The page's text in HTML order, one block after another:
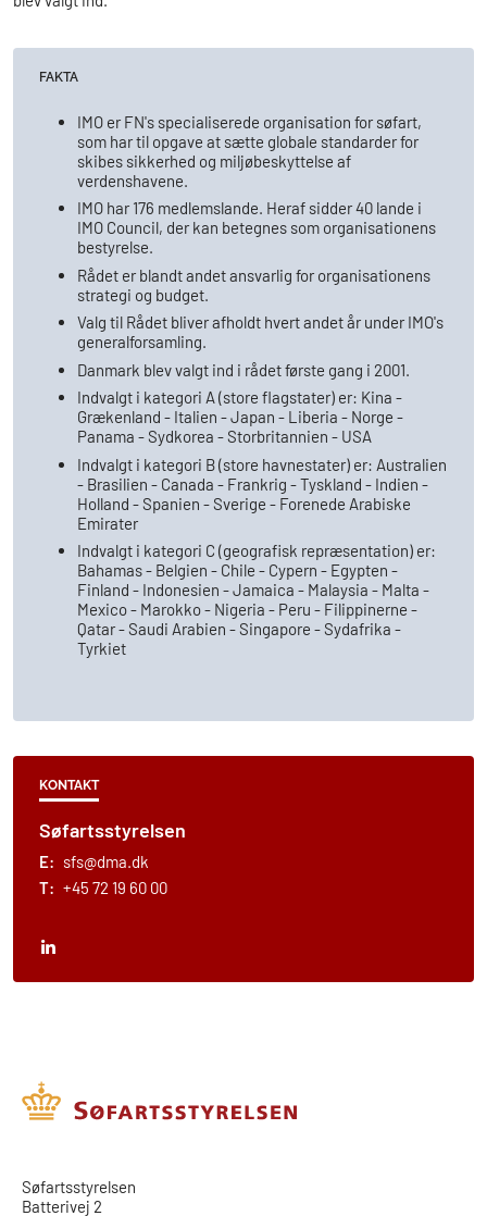
FAKTA
IMO er FN's specialiserede organisation for søfart,
som har til opgave at sætte globale standarder for
skibes sikkerhed og miljøbeskyttelse af
verdenshavene.
IMO har 176 medlemslande. Heraf sidder 40 lande i
IMO Council, der kan betegnes som organisationens
bestyrelse.
Rådet er blandt andet ansvarlig for organisationens
strategi og budget.
Valg til Rådet bliver afholdt hvert andet år under IMO's
generalforsamling.
Danmark blev valgt ind i rådet første gang i 2001.
Indvalgt i kategori A (store flagstater) er: Kina -
Grækenland - Italien - Japan - Liberia - Norge -
Panama - Sydkorea - Storbritannien - USA
Indvalgt i kategori B (store havnestater) er: Australien
- Brasilien - Canada - Frankrig - Tyskland - Indien -
Holland - Spanien - Sverige - Forenede Arabiske
Emirater
Indvalgt i kategori C (geografisk repræsentation) er:
Bahamas - Belgien - Chile - Cypern - Egypten -
Finland - Indonesien - Jamaica - Malaysia - Malta -
Mexico - Marokko - Nigeria - Peru - Filippinerne -
Qatar - Saudi Arabien - Singapore - Sydafrika -
Tyrkiet
KONTAKT
Søfartsstyrelsen
E: sfs@dma.dk
T: +45 72 19 60 00
​​Søfartsstyrelsen
Batterivej 2